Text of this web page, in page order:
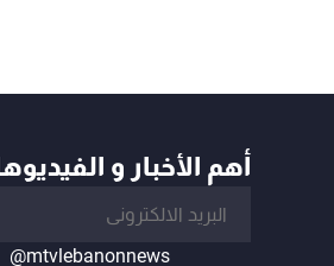
أهم الأخبار و
@mtvlebanonnews